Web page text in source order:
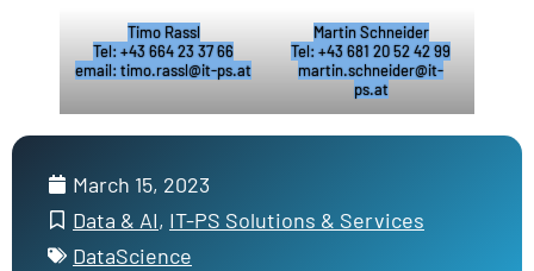
Timo Rassl
Tel: +43 664 23 37 66
email: timo.rassl@it-ps.at
Martin Schneider
Tel: +43 681 20 52 42 99
martin.schneider@it-
ps.at
March 15, 2023
Data & AI, IT-PS Solutions & Services
DataScience